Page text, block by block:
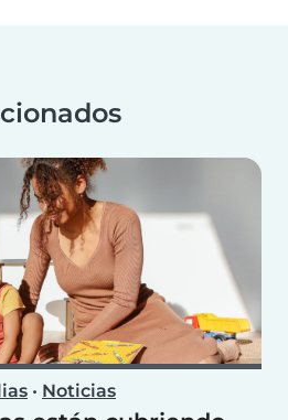
• Noticias